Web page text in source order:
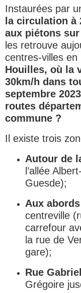
Instaurées par
la circulation à
aux piétons
les retrouve
centres-villes en
Houilles, où la
30km/h dans
septembre
routes
commune ?
Il existe trois
Autour de
l’allée
Guesde);
Aux
centreville
carrefour
la rue de
gare);
Rue
Grégoire